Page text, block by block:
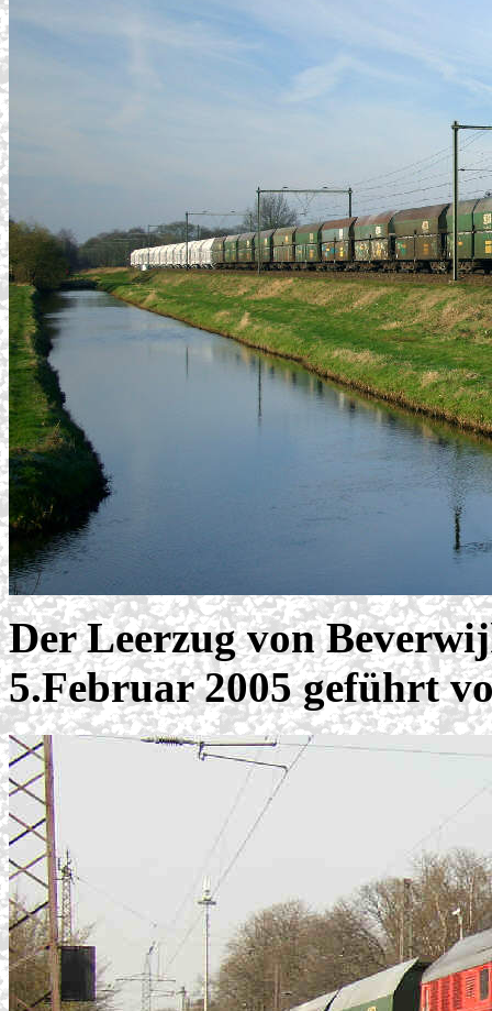
Der Leerzug von
5.Februar 2005 geführt